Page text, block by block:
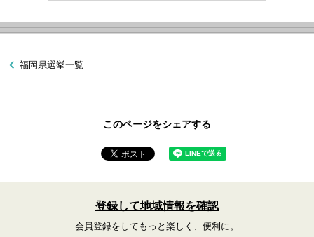
福岡県選挙一覧
このページをシェアする
登録して地域情報を確認
会員登録をしてもっと楽しく、便利に。